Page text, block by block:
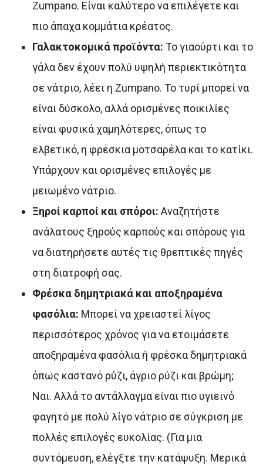
Zumpano. Είναι καλύτερο να επιλέγετε και
πιο άπαχα κομμάτια κρέατος.
Γαλακτοκομικά προϊόντα: Το γιαούρτι και το
γάλα δεν έχουν πολύ υψηλή περιεκτικότητα
σε νάτριο, λέει η Zumpano. Το τυρί μπορεί να
είναι δύσκολο, αλλά ορισμένες ποικιλίες
είναι φυσικά χαμηλότερες, όπως το
ελβετικό, η φρέσκια μοτσαρέλα και το κατίκι.
Υπάρχουν και ορισμένες επιλογές με
μειωμένο νάτριο.
Ξηροί καρποί και σπόροι: Αναζητήστε
ανάλατους ξηρούς καρπούς και σπόρους για
να διατηρήσετε αυτές τις θρεπτικές πηγές
στη διατροφή σας.
Φρέσκα δημητριακά και αποξηραμένα
φασόλια: Μπορεί να χρειαστεί λίγος
περισσότερος χρόνος για να ετοιμάσετε
αποξηραμένα φασόλια ή φρέσκα δημητριακά
όπως καστανό ρύζι, άγριο ρύζι και βρώμη;
Ναι. Αλλά το αντάλλαγμα είναι πιο υγιεινό
φαγητό με πολύ λίγο νάτριο σε σύγκριση με
πολλές επιλογές ευκολίας. (Για μια
συντόμευση, ελέγξτε την κατάψυξη. Μερικά